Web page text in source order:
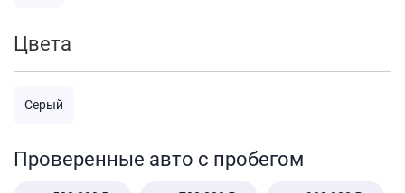
Цвета
Серый
Проверенные авто с пробегом